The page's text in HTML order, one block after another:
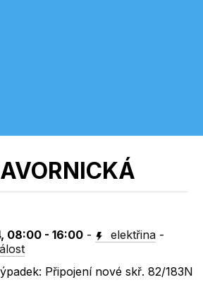
08:00 - 16:00 - elektřina -
Připojení nové skř. 82/183N